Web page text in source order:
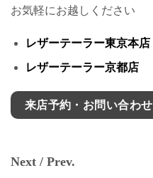
お気軽にお越しください
レザーテーラー東京本店
レザーテーラー京都店
来店予約・お問い合わせ
Next / Prev.